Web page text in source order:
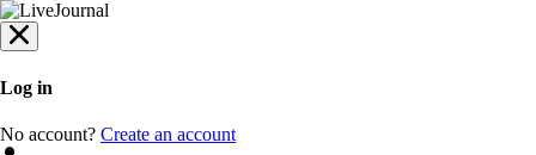
Log in
No account? Create an account